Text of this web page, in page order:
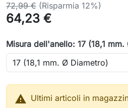
72,99 € (Risparmia 12%)
64,23 €
Misura dell'anello: 17 (18,1
 Ultimi articoli in